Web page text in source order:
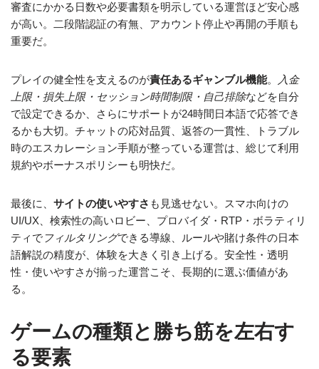
審査にかかる日数や必要書類を明示している運営ほど安心感
が高い。二段階認証の有無、アカウント停止や再開の手順も
重要だ。
プレイの健全性を支えるのが責任あるギャンブル機能。
入金
上限・損失上限・セッション時間制限・自己排除などを自分
で設定できるか、さらにサポートが24時間日本語で応答でき
るかも大切。チャットの応対品質、返答の一貫性、トラブル
時のエスカレーション手順が整っている運営は、総じて利用
規約やボーナスポリシーも明快だ。
最後に、 サイトの使いやすさ も見逃せない。スマホ向けの
UI/UX、検索性の高いロビー、プロバイダ・RTP・ボラティリ
ティで フィルタリングできる導線、ルールや賭け条件の日本
語解説の精度が、体験を大きく引き上げる。安全性・透明
性・使いやすさが揃った運営こそ、長期的に選ぶ価値があ
る。
ゲームの種類と勝ち筋を左右す
る要素